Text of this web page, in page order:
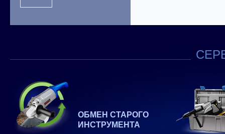
ОБМЕН СТАРОГО
ИНСТРУМЕНТА